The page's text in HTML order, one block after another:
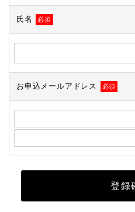
氏名 必須
お申込メールアドレス 必須